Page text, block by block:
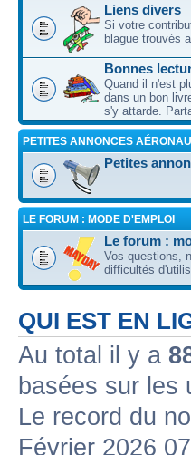
Liens divers
Si votre
blague trouvés
Bonnes
Quand il n'est
dans un bon
s'y attarde.
PETITES ANNONCES
Petites
LE FORUM : MODE D'EMPLOI
Le forum :
Vos questions,
difficultés
QUI EST EN
Au total il y a
basées sur les
Le record du
Février 2026